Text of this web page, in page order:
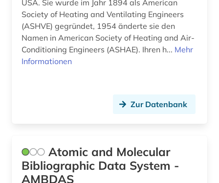
lichttechnik (1)
liechtenstein (1)
lithografie (1)
luftfahrt (1)
mak-wert (1)
management (1)
markenregister (1)
USA. Sie wurde im Jahr 1894 als American
Society of Heating and Ventilating Engineers
(ASHVE) gegründet, 1954 änderte sie den
Namen in American Society of Heating and Air-
Conditioning Engineers (ASHAE). Ihren h... Mehr
Informationen
Zur Datenbank
Atomic and Molecular
Bibliographic Data System -
AMBDAS